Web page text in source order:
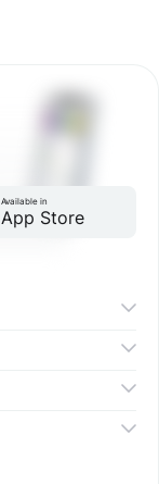
Available in
App Store